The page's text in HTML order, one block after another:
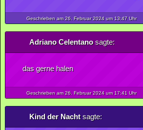
Geschrieben am 26. Februar2024um 13:47 Uhr
Adriano Celentanosagte:
das gerne halen
Geschrieben am 26. Februar2024um 17:41 Uhr
Kind der Nachtsagte: